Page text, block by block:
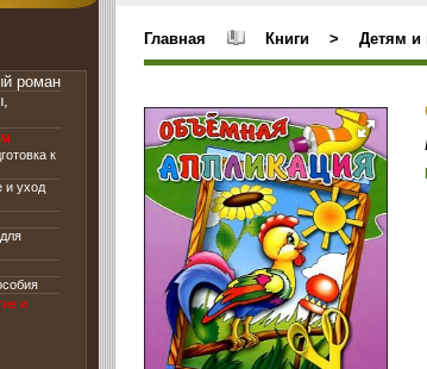
роман
к
и уход
и
Главная Книги > Детям и